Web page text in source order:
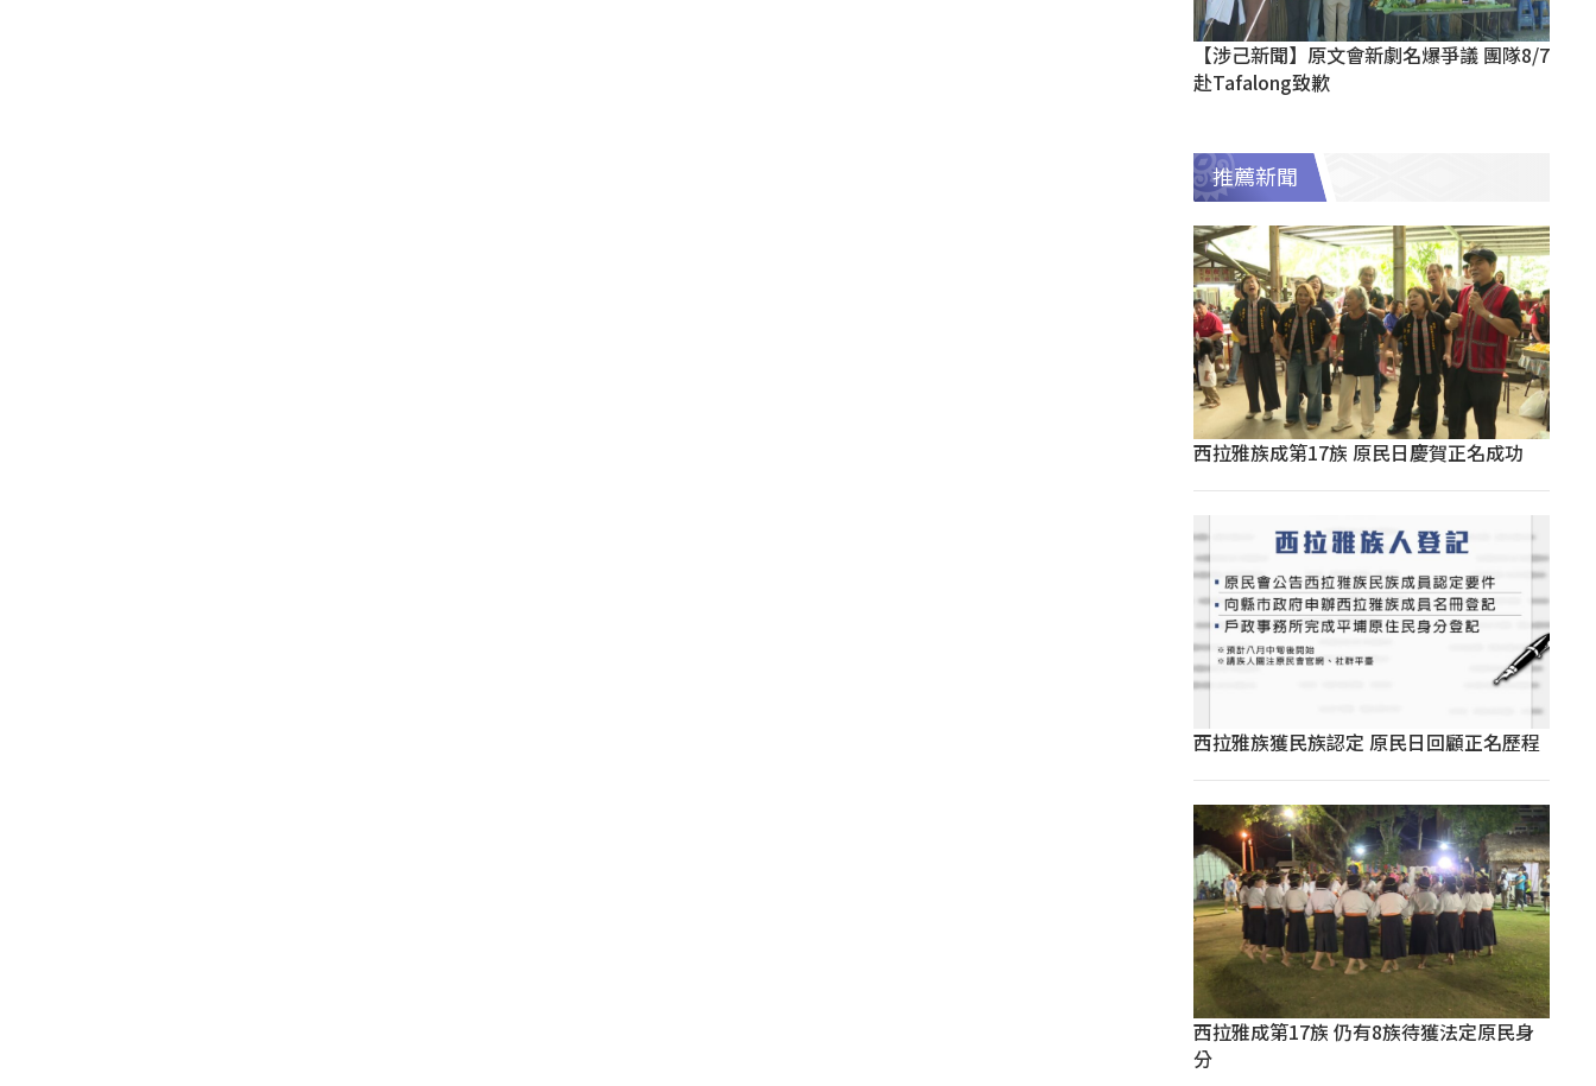
【涉己新聞】原文會新劇名爆爭議 團隊8/7
赴Tafalong致歉
推薦新聞
西拉雅族成第17族 原民日慶賀正名成功
西拉雅族獲民族認定 原民日回顧正名歷程
西拉雅成第17族 仍有8族待獲法定原民身
分